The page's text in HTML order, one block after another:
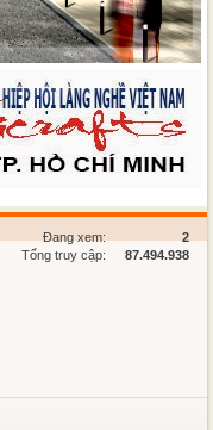
2
Đang xem:
87.494.938
Tổng truy cập: